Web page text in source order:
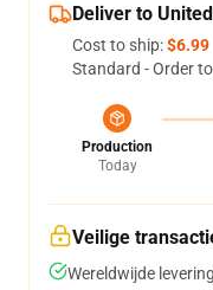
Deliver to
Cost to ship:$6.99
Standard - Order
Production
Today
Veilige
Wereldwijde